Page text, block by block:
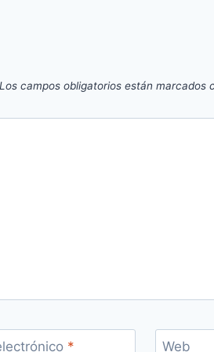
Los campos obligatorios están marcados
* Web